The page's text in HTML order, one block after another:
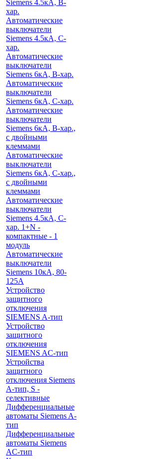
Siemens 4.5кА, B-
хар.
Автоматические
выключатели
Siemens 4.5кА, C-
хар.
Автоматические
выключатели
Siemens 6кА, B-хар.
Автоматические
выключатели
Siemens 6кА, С-хар.
Автоматические
выключатели
Siemens 6кА, B-хар.,
с двойными
клеммами
Автоматические
выключатели
Siemens 6кА, C-хар.,
с двойными
клеммами
Автоматические
выключатели
Siemens 4.5кА, C-
хар. 1+N -
компактные - 1
модуль
Автоматические
выключатели
Siemens 10кА, 80-
125A
Устройство
защитного
отключения
SIEMENS A-тип
Устройство
защитного
отключения
SIEMENS AС-тип
Устройства
защитного
отключения Siemens
A-тип, S -
селективные
Дифференциальные
автоматы Siemens A-
тип
Дифференциальные
автоматы Siemens
AС-тип